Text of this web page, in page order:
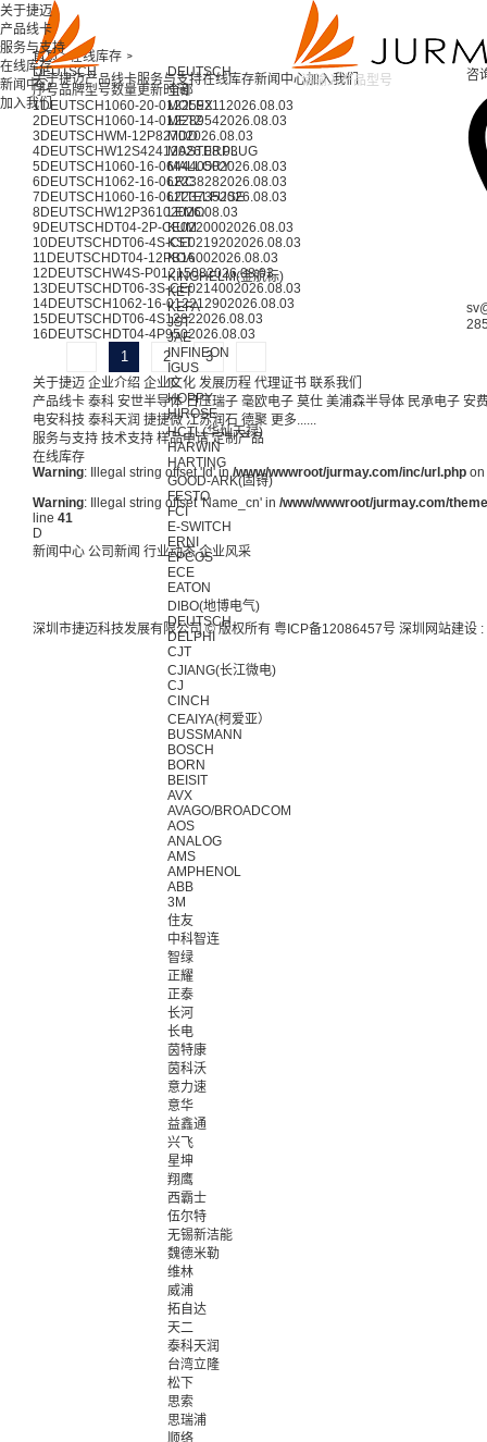
关于捷迈产品线卡服务与支持在线库存新闻中心加入我们
关于捷迈
产品线卡
服务与支持
在线库存
新闻中心
加入我们
首页 >在线库存 >
咨
DEUTSCH
DEUTSCH
全部
MOLEX
METZ
MDD
MASTERPLUG
MALLORY
LRC
LITTELFUSE
LEMO
KUM
KST
KOA
KINGHELM(金航标)
KET
KEFA
JST
JAE
INFINEON
IGUS
IC
HOPPY
HIROSE
HCTL(华灿天禄)
HARWIN
HARTING
GOOD-ARK(固锝)
FESTO
FCI
E-SWITCH
ERNI
EPCOS
ECE
EATON
DIBO(地博电气)
DEUTSCH
DELPHI
CJT
CJIANG(长江微电)
CJ
CINCH
CEAIYA(柯爱亚）
BUSSMANN
BOSCH
BORN
BEISIT
AVX
AVAGO/BROADCOM
AOS
ANALOG
AMS
AMPHENOL
ABB
3M
住友
中科智连
智绿
正耀
正泰
长河
长电
茵特康
茵科沃
意力速
意华
益鑫通
兴飞
星坤
翔鹰
西霸士
伍尔特
无锡新洁能
魏德米勒
维林
威浦
拓自达
天二
泰科天润
台湾立隆
松下
思索
思瑞浦
顺络
序号品牌型号数量更新时间
1DEUTSCH 1060-20-0122592112026.08.03
2 DEUTSCH 1060-14-012289542026.08.03
3 DEUTSCHWM-12P82702026.08.03
4DEUTSCHW12S42412026.08.03
5 DEUTSCH 1060-16-064440502026.08.03
6 DEUTSCH 1062-16-062238282026.08.03
7 DEUTSCH 1060-16-062237352026.08.03
8DEUTSCHW12P36102026.08.03
9 DEUTSCH DT04-2P-CE0220002026.08.03
10DEUTSCH DT06-4S-CE0219202026.08.03
11 DEUTSCH DT04-12PB16002026.08.03
12 DEUTSCHW4S-P01215082026.08.03
13 DEUTSCH DT06-3S-CE0214002026.08.03
14DEUTSCH 1062-16-012212902026.08.03
15 DEUTSCH DT06-4S12822026.08.03
16 DEUTSCH DT04-4P9502026.08.03
1 2 3
关于捷迈 企业介绍 企业文化 发展历程 代理证书 联系我们
产品线卡 泰科 安世半导体 日压瑞子 毫欧电子 莫仕 美浦森半导体 民承电子 安
电安科技 泰科天润 捷捷微 江苏润石 德聚 更多......
服务与支持 技术支持 样品申请 定制产品
在线库存
Warning: Illegal string offset 'Id' in/www/wwwroot/jurmay.com/inc/url.php
Warning: Illegal string offset 'Name_cn' in /www/wwwroot/jurmay.com/
line 41
D
新闻中心 公司新闻 行业动态 企业风采
深圳市捷迈科技发展有限公司 © 版权所有 粤ICP备12086457号 深圳网站建设 :